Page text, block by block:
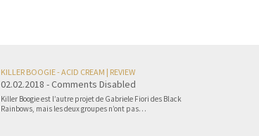
KILLER BOOGIE - ACID CREAM | REVIEW
02.02.2018 - Comments Disabled
Killer Boogie est l’autre projet de Gabriele Fiori des Black
Rainbows, mais les deux groupes n’ont pas…